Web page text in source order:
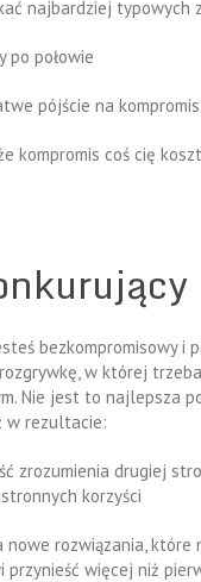
najbardziej typowych
po połowie
pójście na kompromis
kompromis coś cię
bezkompromisowy i
w której
Nie jest to najlepsza
w rezultacie:
zrozumienia drugiej
korzyści
nowe rozwiązania, które
więcej niż